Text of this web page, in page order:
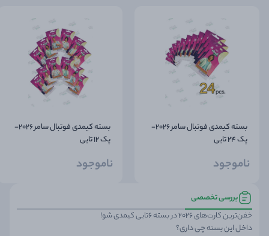
بسته کیمدی فوتبال سامر 2026-
پک 24 تایی
ناموجود
بسته کیمدی فوتبال سامر 2026-
پک 12 تایی
ناموجود
بررسی تخصصی
خفن‌ترین کارت‌های 2026 در بسته 6تایی کیمدی شو!
داخل این بسته چی داری؟